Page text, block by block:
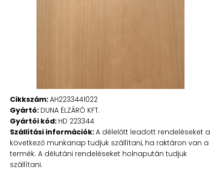
Cikkszám:AH2233441022
Gyártó: DUNA ÉLZÁRÓ KFT.
Gyártói kód: HD 223344
Szállítási információk:A délelőtt leadott rendeléseket a
következő munkanap tudjuk szállítani, ha raktáron van a
termék. A délutáni rendeléseket holnapután tudjuk
szállítani.